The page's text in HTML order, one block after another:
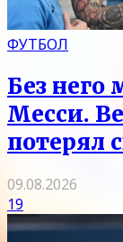
ФУТБОЛ
Без него
Месси.
потерял
09.08.2026
19